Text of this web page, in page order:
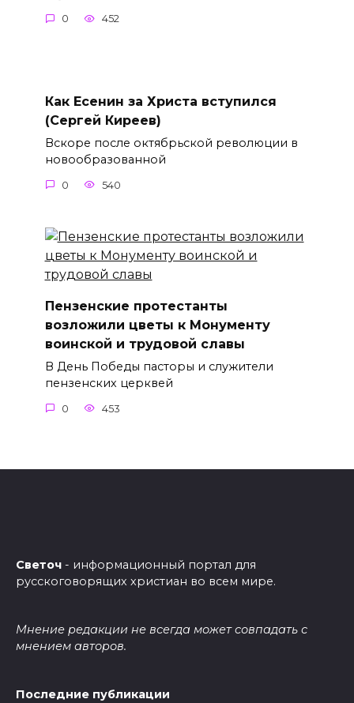
0 452
Как Есенин за Христа вступился
(Сергей Киреев)
Вскоре после октябрьской революции в
новообразованной
0 540
Пензенские протестанты
возложили цветы к Монументу
воинской и трудовой славы
В День Победы пасторы и служители
пензенских церквей
0 453
Светоч - информационный портал для
русскоговорящих христиан во всем мире.
Мнение редакции не всегда может совпадать с
мнением авторов.
Последние публикации